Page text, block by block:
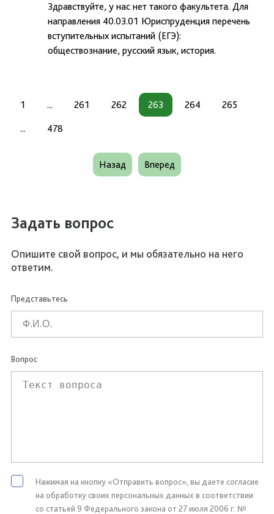
Здравствуйте, у нас нет такого факультета. Для
направления 40.03.01 Юриспруденция перечень
вступительных испытаний (ЕГЭ):
обществознание, русский язык, история.
1 ... 261 262 263 264 265
... 478
Назад Вперед
Задать вопрос
Опишите свой вопрос, и мы обязательно на него
ответим.
Представьтесь
Вопрос
Нажимая на кнопку «Отправить вопрос», вы даете согласие
на обработку своих персональных данных в соответствии
со статьей 9 Федерального закона от 27 июля 2006 г. №